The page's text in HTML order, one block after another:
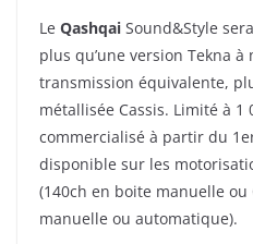
Le Qashqai Sound&Style
plus qu’une version Tekna
transmission équivalente,
métallisée Cassis. Limité à 1
commercialisé à partir du
disponible sur les
(140ch en boite manuelle ou
manuelle ou automatique).